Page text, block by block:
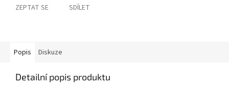
ZEPTAT SE SDÍLET
Popis Diskuze
Detailní popis produktu